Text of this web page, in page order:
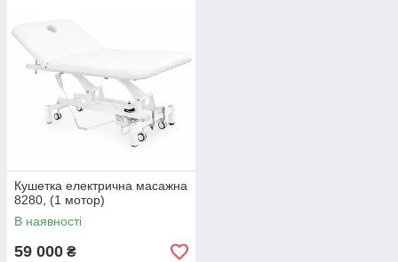
Кушетка електрична масажна
8280, (1 мотор)
В наявності
59 000 ₴